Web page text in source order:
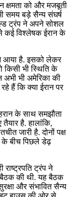
क्षमता को और मजबूती
समय बड़े सैन्य संघर्ष
ट्रंप ने अपने सोशल
कई विश्लेषक ईरान के
आया है. इसको लेकर
किसी भी स्थिति के
अभी भी अमेरिका की
हैं कि क्या ईरान पर
के साथ समझौता
है. हालांकि,
जारी है. दोनों पक्ष
के बीच पिछले डेढ़
ट्रंप ने
की थी. यह बैठक
और संभावित सैन्य